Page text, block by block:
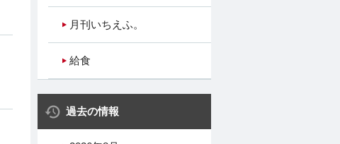
月刊いちえふ。
給食
過去の情報